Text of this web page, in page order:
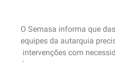
O Semasa informa que
equipes da autarquia
intervenções com